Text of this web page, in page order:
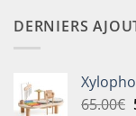
DERNIERS
65.00€